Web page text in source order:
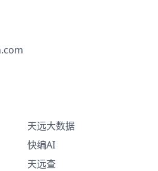
天远大数据
快编AI
天远查